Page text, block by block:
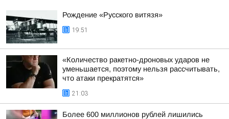
Рождение «Русского витязя»
19:51
«Количество ракетно-дроновых ударов не
уменьшается, поэтому нельзя рассчитывать,
что атаки прекратятся»
21:03
Более 600 миллионов рублей лишились